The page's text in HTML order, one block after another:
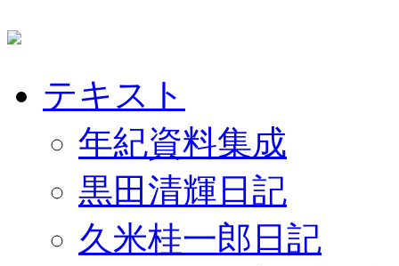
テキスト
年紀資料集成
黒田清輝日記
久米桂一郎日記